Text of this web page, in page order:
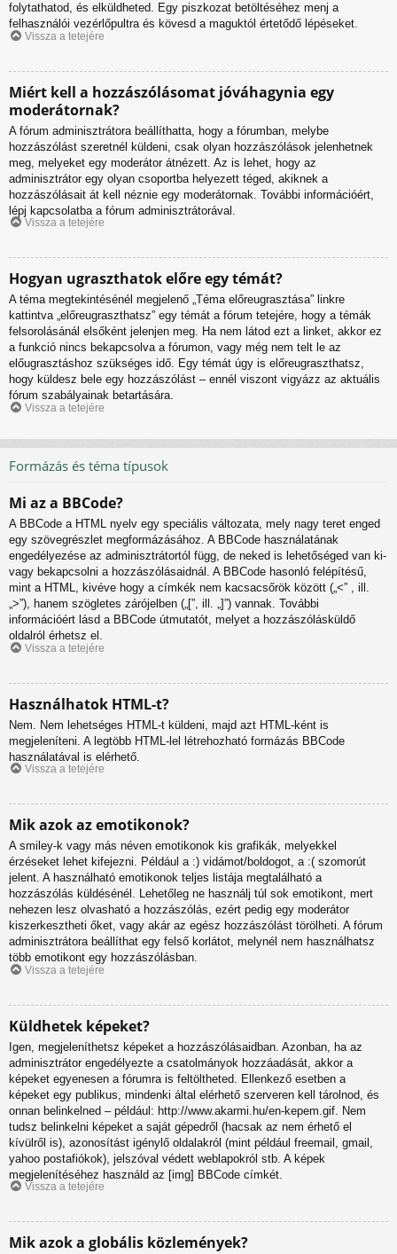
folytathatod, és elküldheted. Egy piszkozat betöltéséhez menj a
felhasználói vezérlőpultra és kövesd a maguktól értetődő lépéseket.
Vissza a tetejére
Miért kell a hozzászólásomat jóváhagynia egy
moderátornak?
A fórum adminisztrátora beállíthatta, hogy a fórumban, melybe
hozzászólást szeretnél küldeni, csak olyan hozzászólások jelenhetnek
meg, melyeket egy moderátor átnézett. Az is lehet, hogy az
adminisztrátor egy olyan csoportba helyezett téged, akiknek a
hozzászólásait át kell néznie egy moderátornak. További információért,
lépj kapcsolatba a fórum adminisztrátorával.
Vissza a tetejére
Hogyan ugraszthatok előre egy témát?
A téma megtekintésénél megjelenő „Téma előreugrasztása” linkre
kattintva „előreugraszthatsz” egy témát a fórum tetejére, hogy a témák
felsorolásánál elsőként jelenjen meg. Ha nem látod ezt a linket, akkor ez
a funkció nincs bekapcsolva a fórumon, vagy még nem telt le az
előugrasztáshoz szükséges idő. Egy témát úgy is előreugraszthatsz,
hogy küldesz bele egy hozzászólást – ennél viszont vigyázz az aktuális
fórum szabályainak betartására.
Vissza a tetejére
Formázás és téma típusok
Mi az a BBCode?
A BBCode a HTML nyelv egy speciális változata, mely nagy teret enged
egy szövegrészlet megformázásához. A BBCode használatának
engedélyezése az adminisztrátortól függ, de neked is lehetőséged van ki-
vagy bekapcsolni a hozzászólásaidnál. A BBCode hasonló felépítésű,
mint a HTML, kivéve hogy a címkék nem kacsacsőrök között („<” , ill.
„>”), hanem szögletes zárójelben („[”, ill. „]”) vannak. További
információért lásd a BBCode útmutatót, melyet a hozzászólásküldő
oldalról érhetsz el.
Vissza a tetejére
Használhatok HTML-t?
Nem. Nem lehetséges HTML-t küldeni, majd azt HTML-ként is
megjeleníteni. A legtöbb HTML-lel létrehozható formázás BBCode
használatával is elérhető.
Vissza a tetejére
Mik azok az emotikonok?
A smiley-k vagy más néven emotikonok kis grafikák, melyekkel
érzéseket lehet kifejezni. Például a :) vidámot/boldogot, a :( szomorút
jelent. A használható emotikonok teljes listája megtalálható a
hozzászólás küldésénél. Lehetőleg ne használj túl sok emotikont, mert
nehezen lesz olvasható a hozzászólás, ezért pedig egy moderátor
kiszerkesztheti őket, vagy akár az egész hozzászólást törölheti. A fórum
adminisztrátora beállíthat egy felső korlátot, melynél nem használhatsz
több emotikont egy hozzászólásban.
Vissza a tetejére
Küldhetek képeket?
Igen, megjeleníthetsz képeket a hozzászólásaidban. Azonban, ha az
adminisztrátor engedélyezte a csatolmányok hozzáadását, akkor a
képeket egyenesen a fórumra is feltöltheted. Ellenkező esetben a
képeket egy publikus, mindenki által elérhető szerveren kell tárolnod, és
onnan belinkelned – például: http://www.akarmi.hu/en-kepem.gif. Nem
tudsz belinkelni képeket a saját gépedről (hacsak az nem érhető el
kívülről is), azonosítást igénylő oldalakról (mint például freemail, gmail,
yahoo postafiókok), jelszóval védett weblapokról stb. A képek
megjelenítéséhez használd az [img] BBCode címkét.
Vissza a tetejére
Mik azok a globális közlemények?